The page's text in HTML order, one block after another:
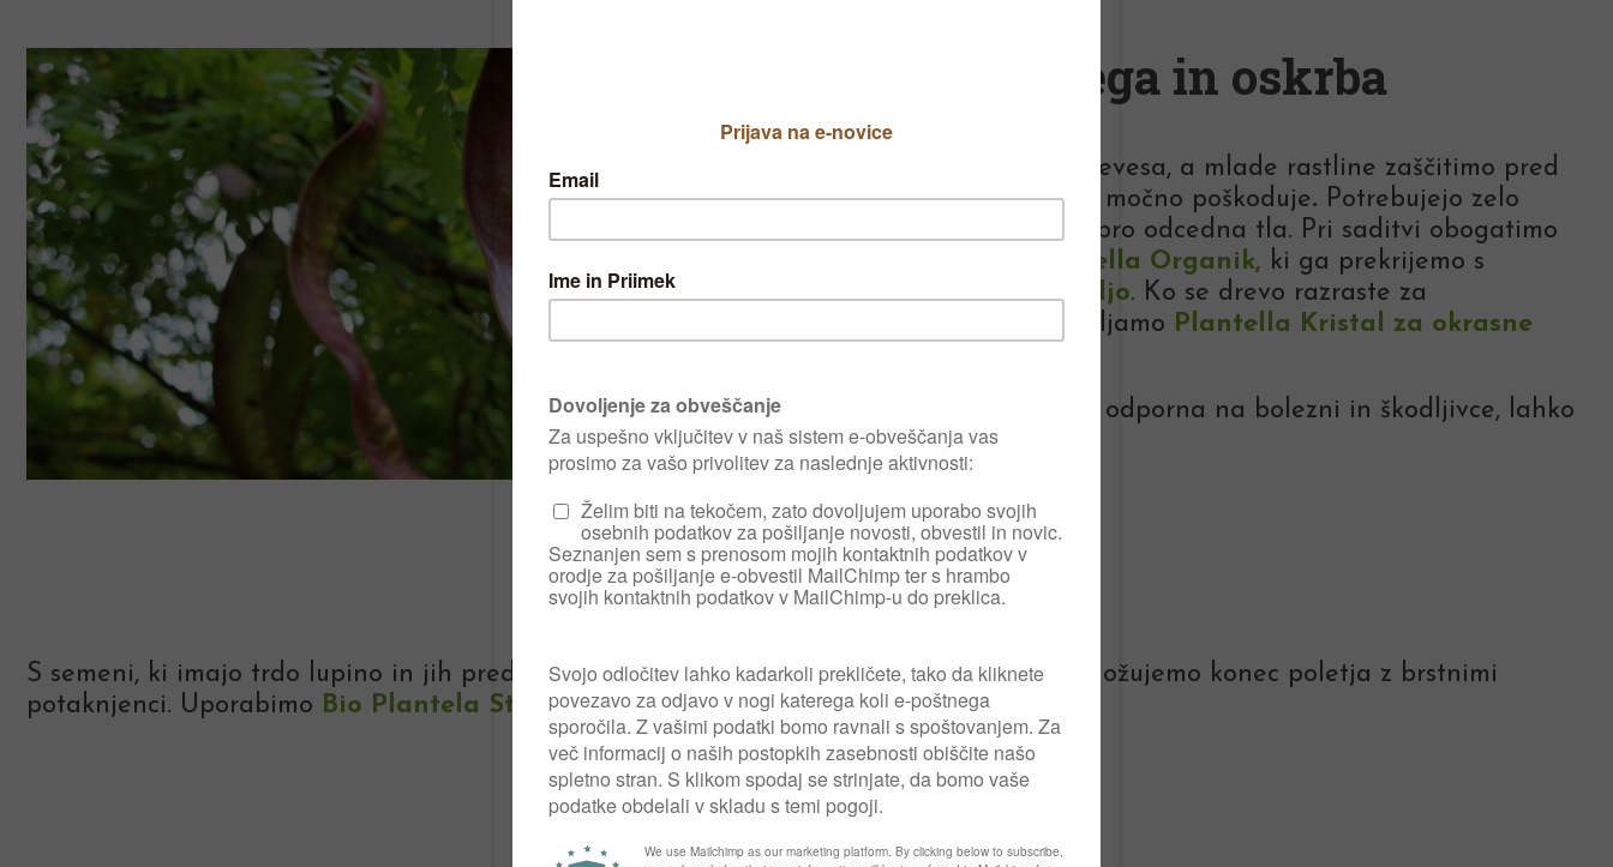
Nega in oskrba
So prezimno trdne drevesa, a mlade rastline zaščitimo pred
mrazom, saj jih lahko močno poškoduje. Potrebujejo zelo
sončna rastišča in dobro odcedna tla. Pri saditvi obogatimo
Plantella Organik, ki ga prekrijemo s
Plantella Vrtno zemljo. Ko se drevo razraste za
dognojevanje uporabljamo Plantella Kristal za okrasne
Nezahtevna drevesa, odporna na bolezni in škodljivce, lahko
se pojavijo pršice.
Razmnoževanje
S semeni, ki imajo trdo lupino in jih pred setvijo namakamo. Gojene vrste Gledičije razmnožujemo konec poletja z brstnimi
potaknjenci. Uporabimo Bio Plantela Start.
Uporabna vrednost